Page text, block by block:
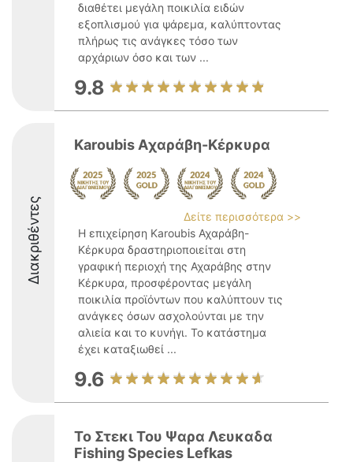
διαθέτει μεγάλη ποικιλία ειδών
εξοπλισμού για ψάρεμα, καλύπτοντας
πλήρως τις ανάγκες τόσο των
αρχάριων όσο και των ...
9.8
Διακριθέντες
Karoubis Aχαράβη-Κέρκυρα
Δείτε περισσότερα >>
Η επιχείρηση Karoubis Αχαράβη-
Κέρκυρα δραστηριοποιείται στη
γραφική περιοχή της Αχαράβης στην
Κέρκυρα, προσφέροντας μεγάλη
ποικιλία προϊόντων που καλύπτουν τις
ανάγκες όσων ασχολούνται με την
αλιεία και το κυνήγι. Το κατάστημα
έχει καταξιωθεί ...
9.6
Το Στεκι Του Ψαρα Λευκαδα
Fishing Species Lefkas